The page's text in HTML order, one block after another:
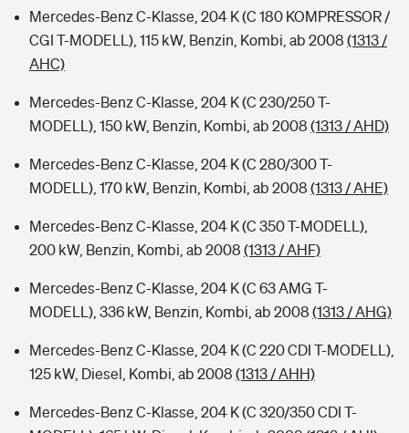
Mercedes-Benz C-Klasse, 204 K (C 180 KOMPRESSOR /
CGI T-MODELL), 115 kW, Benzin, Kombi, ab 2008 (1313 /
AHC)
Mercedes-Benz C-Klasse, 204 K (C 230/250 T-
MODELL), 150 kW, Benzin, Kombi, ab 2008 (1313 / AHD)
Mercedes-Benz C-Klasse, 204 K (C 280/300 T-
MODELL), 170 kW, Benzin, Kombi, ab 2008 (1313 / AHE)
Mercedes-Benz C-Klasse, 204 K (C 350 T-MODELL),
200 kW, Benzin, Kombi, ab 2008 (1313 / AHF)
Mercedes-Benz C-Klasse, 204 K (C 63 AMG T-
MODELL), 336 kW, Benzin, Kombi, ab 2008 (1313 / AHG)
Mercedes-Benz C-Klasse, 204 K (C 220 CDI T-MODELL),
125 kW, Diesel, Kombi, ab 2008 (1313 / AHH)
Mercedes-Benz C-Klasse, 204 K (C 320/350 CDI T-